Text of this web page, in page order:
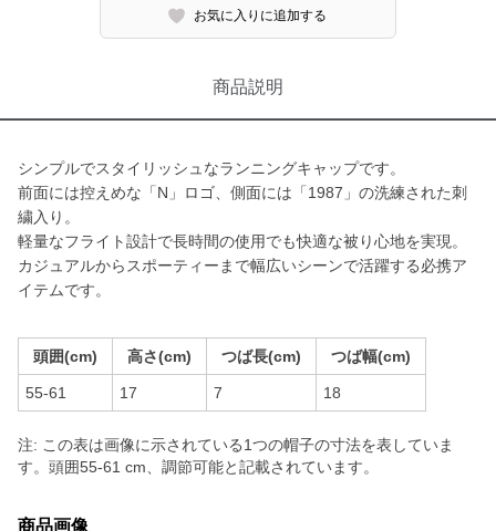
お気に入りに追加する
商品説明
シンプルでスタイリッシュなランニングキャップです。
前面には控えめな「N」ロゴ、側面には「1987」の洗練された刺
繍入り。
軽量なフライト設計で長時間の使用でも快適な被り心地を実現。
カジュアルからスポーティーまで幅広いシーンで活躍する必携ア
イテムです。
頭囲(cm) 高さ(cm) つば長(cm) つば幅(cm)
55-61 17 7 18
注: この表は画像に示されている1つの帽子の寸法を表していま
す。頭囲55-61 cm、調節可能と記載されています。
商品画像